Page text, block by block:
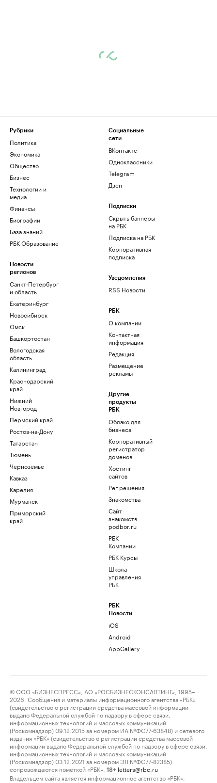
Рубрики
Политика
Экономика
Общество
Бизнес
Технологии и
медиа
Финансы
Биографии
База знаний
РБК Образование
Новости
регионов
Санкт-Петербург
и область
Екатеринбург
Новосибирск
Омск
Башкортостан
Вологодская
область
Калининград
Краснодарский
край
Нижний
Новгород
Пермский край
Ростов-на-Дону
Татарстан
Тюмень
Черноземье
Кавказ
Карелия
Мурманск
Приморский
край
Социальные
сети
ВКонтакте
Одноклассники
Telegram
Дзен
Подписки
Скрыть баннеры
на РБК
Подписка на РБК
Корпоративная
подписка
Уведомления
RSS Новости
РБК
О компании
Контактная
информация
Редакция
Размещение
рекламы
Другие
продукты
РБК
Облако для
бизнеса
Корпоративный
регистратор
доменов
Хостинг
сайтов
Рег.решения
Знакомства
Сайт
знакомств
podbor.ru
РБК
Компании
РБК Курсы
Школа
управления
РБК
РБК
Новости
iOS
Android
AppGallery
© ООО «БИЗНЕСПРЕСС», АО «РОСБИЗНЕСКОНСАЛТИНГ», 1995–
2026. Сообщения и материалы информационного агентства «РБК»
(свидетельство о регистрации средства массовой информации
выдано Федеральной службой по надзору в сфере связи,
информационных технологий и массовых коммуникаций
(Роскомнадзор) 09.12.2015 за номером ИА №ФС77-63848) и сетевого
издания «РБК» (свидетельство о регистрации средства массовой
информации выдано Федеральной службой по надзору в сфере связи,
информационных технологий и массовых коммуникаций
(Роскомнадзор) 03.12.2021 за номером ЭЛ №ФС77-82385)
сопровождаются пометкой «РБК».
18+ letters@rbc.ru
Владельцем сайта является информационное агентство «РБК».